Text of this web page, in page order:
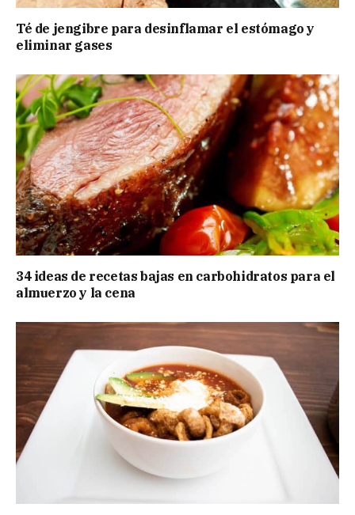
Té de jengibre para desinflamar el estómago y
eliminar gases
34 ideas de recetas bajas en carbohidratos para el
almuerzo y la cena